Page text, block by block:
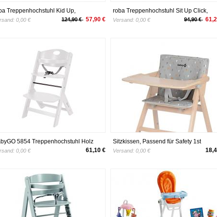
Treppenhochstuhl Kid Up,
aus Massivholz,
0,00 € 124,90 € 57,90 €
roba Treppenhochstuhl Sit Up Click,
mitwachsender Hochstuhl vom
Versand: 0,00 € 94,90 €
5854 Treppenhochstuhl Holz
Buche Massiv - mitwachsend, weiß
0,00 € 61,10 €
Sitzkissen, Passend für Safety 1st
Hochstuhl Nordik, warm Grey
Versand: 0,00 €